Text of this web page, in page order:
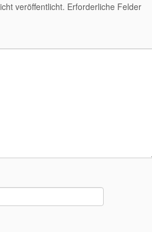
veröffentlicht. Erforderliche Felder